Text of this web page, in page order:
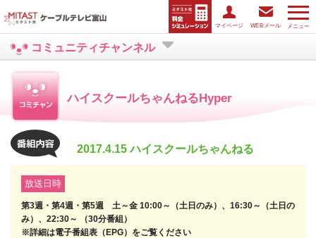
メニュー
マイページ WEBメール
コミュニティチャンネル
ハイスクールちゃんねるHyper
2017.4.15 ハイスクールちゃんねる
放送日時
第3週・第4週・第5週 土～金 10:00～（土日のみ）、16:30～（土日の
み）、22:30～ （30分番組）
※詳細は電子番組表（EPG）をご覧ください